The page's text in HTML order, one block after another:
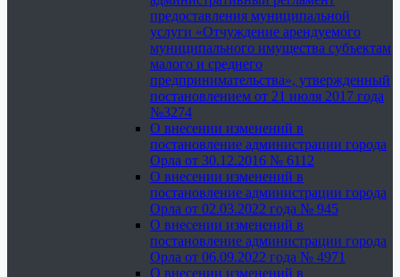
предоставления муниципальной
услуги «Отчуждение арендуемого
муниципального имущества субъектам
малого и среднего
предпринимательства», утвержденный
постановлением от 21 июля 2017 года
№3274
О внесении изменений в
постановление администрации города
Орла от 30.12.2016 № 6112
О внесении изменений в
постановление администрации города
Орла от 02.03.2022 года № 945
О внесении изменений в
постановление администрации города
Орла от 06.09.2022 года № 4971
О внесении изменений в